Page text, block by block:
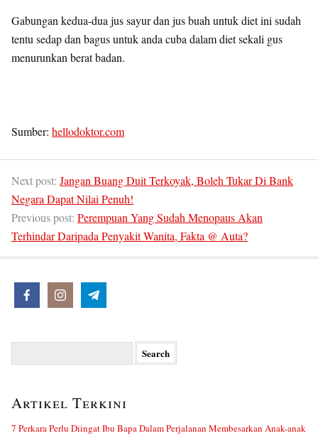
Gabungan kedua-dua jus sayur dan jus buah untuk diet ini sudah
tentu sedap dan bagus untuk anda cuba dalam diet sekali gus
menurunkan berat badan.
Sumber: hellodoktor.com
Next post: Jangan Buang Duit Terkoyak, Boleh Tukar Di Bank
Negara Dapat Nilai Penuh!
Previous post: Perempuan Yang Sudah Menopaus Akan
Terhindar Daripada Penyakit Wanita, Fakta @ Auta?
Artikel Terkini
7 Perkara Perlu Diingat Ibu Bapa Dalam Perjalanan Membesarkan Anak-anak